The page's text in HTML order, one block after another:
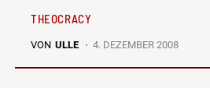
THEOCRACY
VON ULLE 4. DEZEMBER 2008